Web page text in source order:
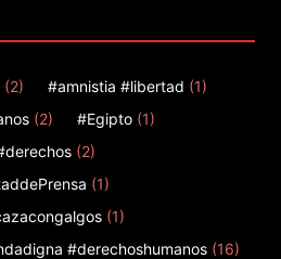
(2) #amnistia #libertad (1)
(2) #Egipto (1)
(2)
(1)
(1)
#derechoshumanos (16)